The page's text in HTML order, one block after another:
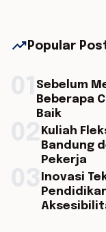
trending_up Popular
Sebelum
Beberapa
Baik
Kuliah
Bandung
Pekerja
Inovasi